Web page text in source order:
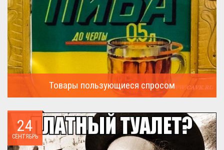
Товары пользующиеся спросом
24
СЕНТЯБРЬ